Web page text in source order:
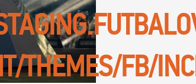
THEMES/FB/